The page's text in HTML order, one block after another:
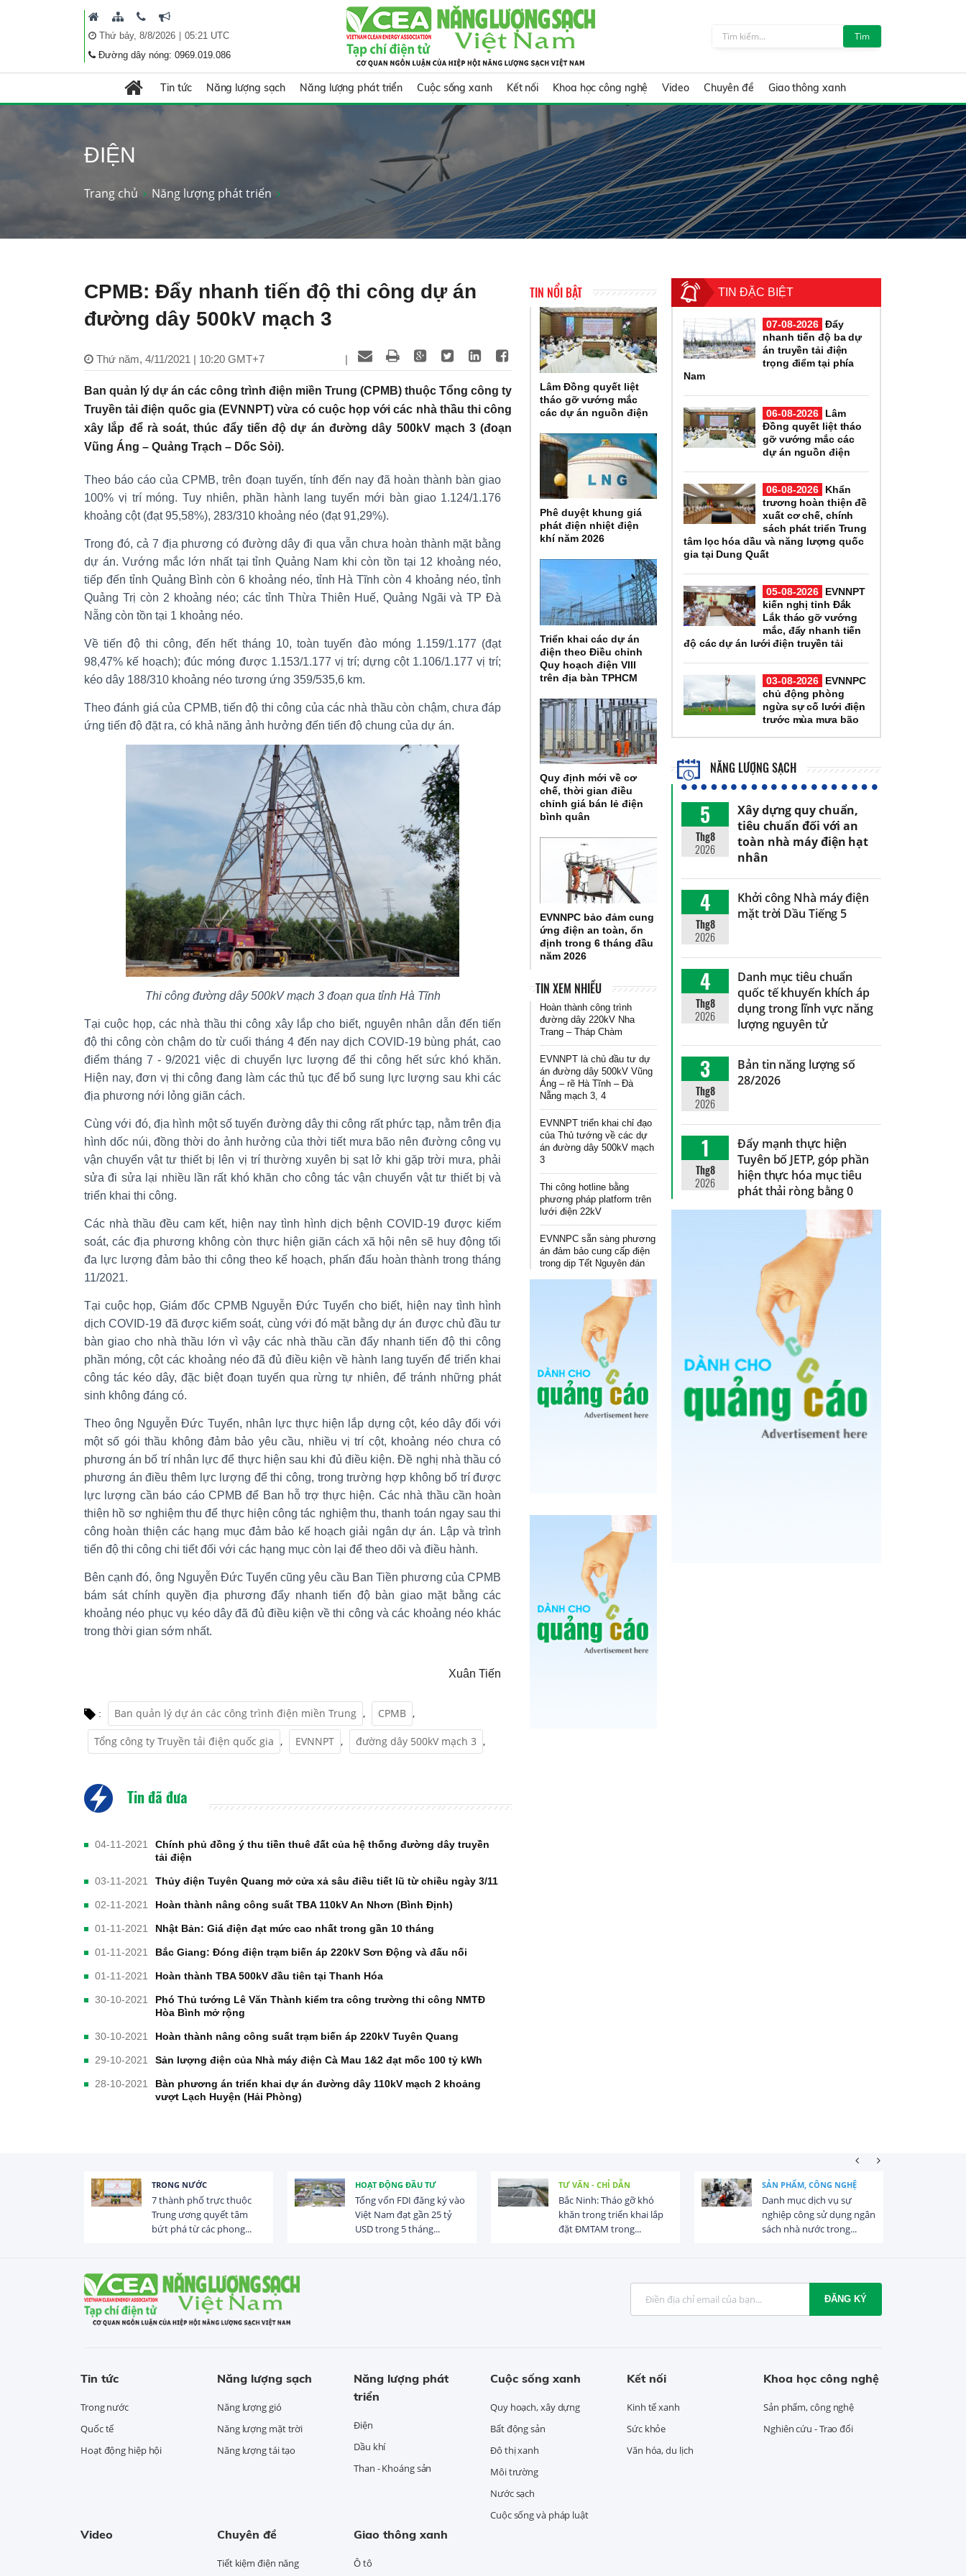
Thứ bảy, 8/8/2026| 05:21 UTC
Đường dây nóng: 0969.019.086
Tìm
Tin tức Năng lượng sạch Năng lượng phát triển Cuộc sống xanh Kết nối Khoa học công nghệ Video Chuyên đề Giao thông xanh
ĐIỆN
Trang chủ Năng lượng phát triển
CPMB: Đẩy nhanh tiến độ thi công dự án
đường dây 500kV mạch 3
Thứ năm, 4/11/2021 | 10:20 GMT+7 |
Ban quản lý dự án các công trình điện miền Trung (CPMB) thuộc Tổng công ty
Truyền tải điện quốc gia (EVNNPT) vừa có cuộc họp với các nhà thầu thi công
xây lắp để rà soát, thúc đẩy tiến độ dự án đường dây 500kV mạch 3 (đoạn
Vũng Áng – Quảng Trạch – Dốc Sỏi).
Theo báo cáo của CPMB, trên đoạn tuyến, tính đến nay đã hoàn thành bàn giao
100% vị trí móng. Tuy nhiên, phần hành lang tuyến mới bàn giao 1.124/1.176
khoảng cột (đạt 95,58%), 283/310 khoảng néo (đạt 91,29%).
Trong đó, cả 7 địa phương có đường dây đi qua vẫn chưa hoàn thành mặt bằng
dự án. Vướng mắc lớn nhất tại tỉnh Quảng Nam khi còn tồn tại 12 khoảng néo,
tiếp đến tỉnh Quảng Bình còn 6 khoảng néo, tỉnh Hà Tĩnh còn 4 khoảng néo, tỉnh
Quảng Trị còn 2 khoảng néo; các tỉnh Thừa Thiên Huế, Quảng Ngãi và TP Đà
Nẵng còn tồn tại 1 khoảng néo.
Về tiến độ thi công, đến hết tháng 10, toàn tuyến đào móng 1.159/1.177 (đạt
98,47% kế hoạch); đúc móng được 1.153/1.177 vị trí; dựng cột 1.106/1.177 vị trí;
kéo dây 188/310 khoảng néo tương ứng 359/535,6 km.
Theo đánh giá của CPMB, tiến độ thi công của các nhà thầu còn chậm, chưa đáp
ứng tiến độ đặt ra, có khả năng ảnh hưởng đến tiến độ chung của dự án.
Thi công đường dây 500kV mạch 3 đoạn qua tỉnh Hà Tĩnh
Tại cuộc họp, các nhà thầu thi công xây lắp cho biết, nguyên nhân dẫn đến tiến
độ thi công còn chậm do từ cuối tháng 4 đến nay dịch COVID-19 bùng phát, cao
điểm tháng 7 - 9/2021 việc di chuyển lực lượng để thi công hết sức khó khăn.
Hiện nay, đơn vị thi công đang làm các thủ tục để bổ sung lực lượng sau khi các
địa phương nới lỏng giãn cách.
Cùng với đó, địa hình một số tuyến đường dây thi công rất phức tạp, nằm trên địa
hình dốc núi, đồng thời do ảnh hưởng của thời tiết mưa bão nên đường công vụ
vận chuyển vật tư thiết bị lên vị trí thường xuyên bị sạt lở khi gặp trời mưa, phải
sửa đi sửa lại nhiều lần rất khó khăn cho công tác vận chuyển vật tư thiết bị và
triển khai thi công.
Các nhà thầu đều cam kết, hiện nay tình hình dịch bệnh COVID-19 được kiếm
soát, các địa phương không còn thực hiện giãn cách xã hội nên sẽ huy động tối
đa lực lượng đảm bảo thi công theo kế hoạch, phấn đấu hoàn thành trong tháng
11/2021.
Tại cuộc họp, Giám đốc CPMB Nguyễn Đức Tuyển cho biết, hiện nay tình hình
dịch COVID-19 đã được kiểm soát, cùng với đó mặt bằng dự án được chủ đầu tư
bàn giao cho nhà thầu lớn vì vậy các nhà thầu cần đẩy nhanh tiến độ thi công
phần móng, cột các khoảng néo đã đủ điều kiện về hành lang tuyến để triển khai
công tác kéo dây, đặc biệt đoạn tuyến qua rừng tự nhiên, để tránh những phát
sinh không đáng có.
Theo ông Nguyễn Đức Tuyển, nhân lực thực hiện lắp dựng cột, kéo dây đối với
một số gói thầu không đảm bảo yêu cầu, nhiều vị trí cột, khoảng néo chưa có
phương án bố trí nhân lực để thực hiện sau khi đủ điều kiện. Đề nghị nhà thầu có
phương án điều thêm lực lượng để thi công, trong trường hợp không bố trí được
lực lượng cần báo cáo CPMB để Ban hỗ trợ thực hiện. Các nhà thầu cần hoàn
thiện hồ sơ nghiệm thu để thực hiện công tác nghiệm thu, thanh toán ngay sau thi
công hoàn thiện các hạng mục đảm bảo kế hoạch giải ngân dự án. Lập và trình
tiến độ thi công chi tiết đối với các hạng mục còn lại để theo dõi và điều hành.
Bên cạnh đó, ông Nguyễn Đức Tuyển cũng yêu cầu Ban Tiền phương của CPMB
bám sát chính quyền địa phương đẩy nhanh tiến độ bàn giao mặt bằng các
khoảng néo phục vụ kéo dây đã đủ điều kiện về thi công và các khoảng néo khác
trong thời gian sớm nhất.
Xuân Tiến
: Ban quản lý dự án các công trình điện miền Trung , CPMB ,
Tổng công ty Truyền tải điện quốc gia , EVNNPT , đường dây 500kV mạch 3 ,
Tin đã đưa
04-11-2021
Chính phủ đồng ý thu tiền thuê đất của hệ thống đường dây truyền
tải điện
03-11-2021 Thủy điện Tuyên Quang mở cửa xả sâu điều tiết lũ từ chiều ngày 3/11
02-11-2021 Hoàn thành nâng công suất TBA 110kV An Nhơn (Bình Định)
01-11-2021 Nhật Bản: Giá điện đạt mức cao nhất trong gần 10 tháng
01-11-2021 Bắc Giang: Đóng điện trạm biến áp 220kV Sơn Động và đấu nối
01-11-2021 Hoàn thành TBA 500kV đầu tiên tại Thanh Hóa
30-10-2021
Phó Thủ tướng Lê Văn Thành kiểm tra công trường thi công NMTĐ
Hòa Bình mở rộng
30-10-2021 Hoàn thành nâng công suất trạm biến áp 220kV Tuyên Quang
29-10-2021 Sản lượng điện của Nhà máy điện Cà Mau 1&2 đạt mốc 100 tỷ kWh
28-10-2021
Bàn phương án triển khai dự án đường dây 110kV mạch 2 khoảng
vượt Lạch Huyện (Hải Phòng)
TIN NỔI BẬT
Lâm Đồng quyết liệt
tháo gỡ vướng mắc
các dự án nguồn điện
Phê duyệt khung giá
phát điện nhiệt điện
khí năm 2026
Triển khai các dự án
điện theo Điều chỉnh
Quy hoạch điện VIII
trên địa bàn TPHCM
Quy định mới về cơ
chế, thời gian điều
chỉnh giá bán lẻ điện
bình quân
EVNNPC bảo đảm cung
ứng điện an toàn, ổn
định trong 6 tháng đầu
năm 2026
TIN XEM NHIỀU
Hoàn thành công trình
đường dây 220kV Nha
Trang – Tháp Chàm
EVNNPT là chủ đầu tư dự
án đường dây 500kV Vũng
Áng – rẽ Hà Tĩnh – Đà
Nẵng mạch 3, 4
EVNNPT triển khai chỉ đạo
của Thủ tướng về các dự
án đường dây 500kV mạch
3
Thi công hotline bằng
phương pháp platform trên
lưới điện 22kV
EVNNPC sẵn sàng phương
án đảm bảo cung cấp điện
trong dịp Tết Nguyên đán
TIN ĐẶC BIỆT
07-08-2026 Đẩy
nhanh tiến độ ba dự
án truyền tải điện
trọng điểm tại phía
Nam
06-08-2026
Lâm
Đồng quyết liệt tháo
gỡ vướng mắc các
dự án nguồn điện
06-08-2026
Khẩn
trương hoàn thiện đề
xuất cơ chế, chính
sách phát triển Trung
tâm lọc hóa dầu và năng lượng quốc
gia tại Dung Quất
05-08-2026
EVNNPT
kiến nghị tỉnh Đắk
Lắk tháo gỡ vướng
mắc, đẩy nhanh tiến
độ các dự án lưới điện truyền tải
03-08-2026
EVNNPC
chủ động phòng
ngừa sự cố lưới điện
trước mùa mưa bão
NĂNG LƯỢNG SẠCH
5
Thg8
2026
Xây dựng quy chuẩn,
tiêu chuẩn đối với an
toàn nhà máy điện hạt
nhân
4
Thg8
2026
Khởi công Nhà máy điện
mặt trời Dầu Tiếng 5
4
Thg8
2026
Danh mục tiêu chuẩn
quốc tế khuyến khích áp
dụng trong lĩnh vực năng
lượng nguyên tử
3
Thg8
2026
Bản tin năng lượng số
28/2026
1
Thg8
2026
Đẩy mạnh thực hiện
Tuyên bố JETP, góp phần
hiện thực hóa mục tiêu
phát thải ròng bằng 0
TRONG NƯỚC
7 thành phố trực thuộc
Trung ương quyết tâm
bứt phá từ các phong...
HOẠT ĐỘNG ĐẦU TƯ
Tổng vốn FDI đăng ký vào
Việt Nam đạt gần 25 tỷ
USD trong 5 tháng...
TƯ VẤN - CHỈ DẪN
Bắc Ninh: Tháo gỡ khó
khăn trong triển khai lắp
đặt ĐMTAM trong...
SẢN PHẨM, CÔNG NGHỆ
Danh mục dịch vụ sự
nghiệp công sử dụng ngân
sách nhà nước trong...
ĐĂNG KÝ
Tin tức
Trong nước
Quốc tế
Hoạt động hiệp hội
Năng lượng sạch
Năng lượng gió
Năng lượng mặt trời
Năng lượng tái tạo
Năng lượng phát
triển
Điện
Dầu khí
Than - Khoáng sản
Cuộc sống xanh
Quy hoạch, xây dựng
Bất động sản
Đô thị xanh
Môi trường
Nước sạch
Cuộc sống và pháp luật
Kết nối
Kinh tế xanh
Sức khỏe
Văn hóa, du lịch
Khoa học công nghệ
Sản phẩm, công nghệ
Nghiên cứu - Trao đổi
Video Chuyên đề
Tiết kiệm điện năng
Giao thông xanh
Ô tô